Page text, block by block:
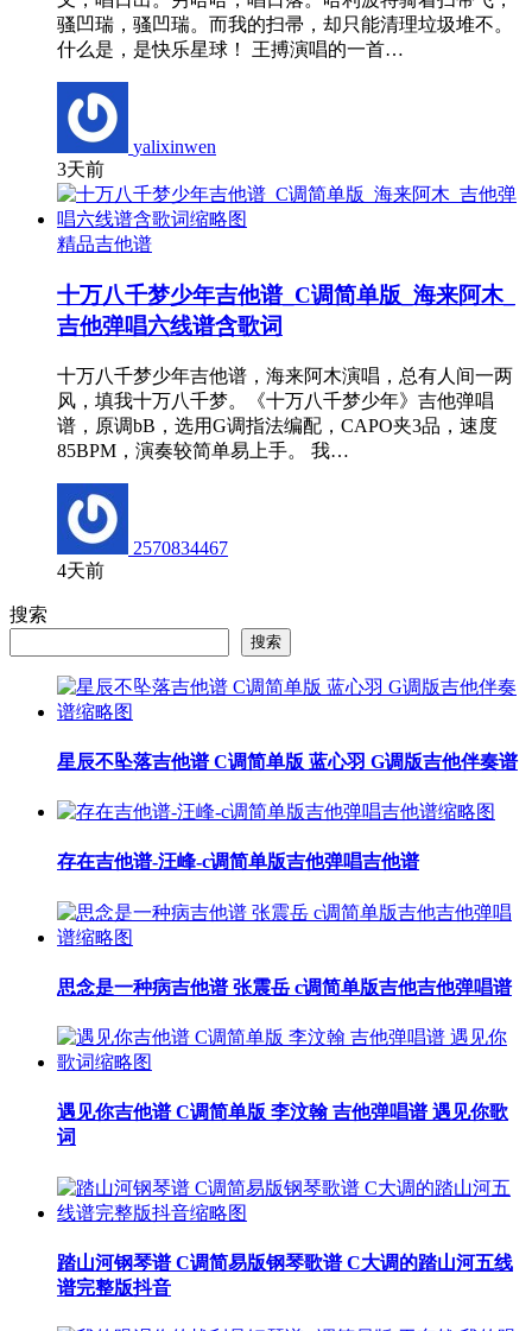
骚凹瑞，骚凹瑞。而我的扫帚，却只能清理垃圾堆不。
什么是，是快乐星球！ 王搏演唱的一首…
yalixinwen
3天前
精品吉他谱
十万八千梦少年吉他谱_C调简单版_海来阿木_
吉他弹唱六线谱含歌词
十万八千梦少年吉他谱，海来阿木演唱，总有人间一两
风，填我十万八千梦。《十万八千梦少年》吉他弹唱
谱，原调bB，选用G调指法编配，CAPO夹3品，速度
85BPM，演奏较简单易上手。 我…
2570834467
4天前
搜索
搜索
星辰不坠落吉他谱 C调简单版 蓝心羽 G调版吉他伴奏谱
存在吉他谱-汪峰-c调简单版吉他弹唱吉他谱
思念是一种病吉他谱 张震岳 c调简单版吉他吉他弹唱谱
遇见你吉他谱 C调简单版 李汶翰 吉他弹唱谱 遇见你歌
词
踏山河钢琴谱 C调简易版钢琴歌谱 C大调的踏山河五线
谱完整版抖音